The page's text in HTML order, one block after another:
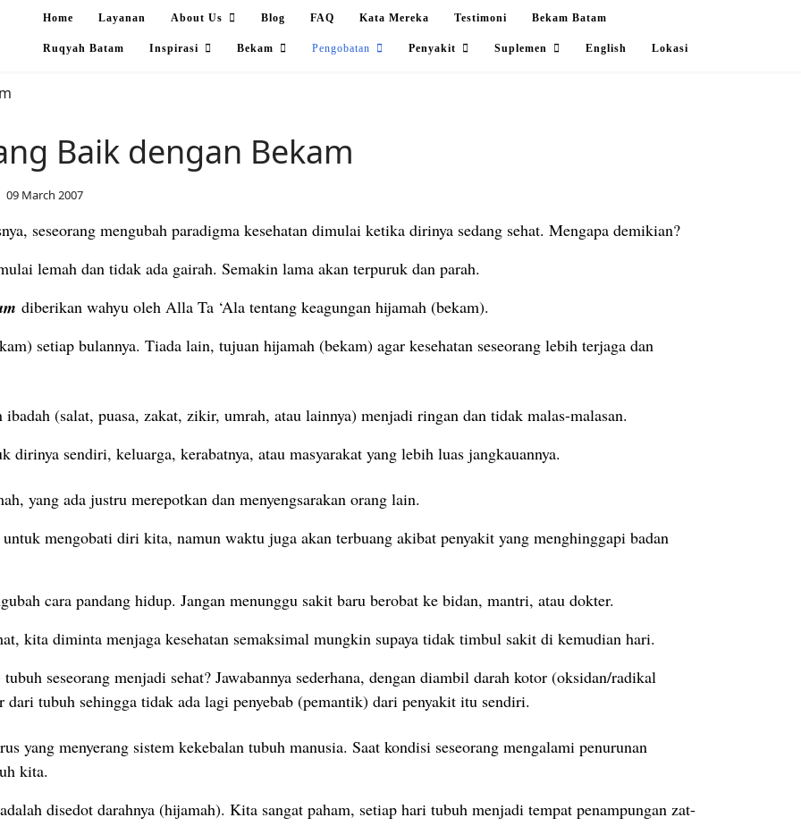
Home Layanan About Us Blog FAQ Kata Mereka Testimoni Bekam Batam
Ruqyah Batam Inspirasi Bekam Pengobatan Penyakit Suplemen English Lokasi
Baik dengan Bekam
09 March 2007
seseorang mengubah paradigma kesehatan dimulai ketika dirinya sedang sehat. Mengapa demikian?
lemah dan tidak ada gairah. Semakin lama akan terpuruk dan parah.
diberikan wahyu oleh Alla Ta ‘Ala tentang keagungan hijamah (bekam).
setiap bulannya. Tiada lain, tujuan hijamah (bekam) agar kesehatan seseorang lebih terjaga dan
(salat, puasa, zakat, zikir, umrah, atau lainnya) menjadi ringan dan tidak malas-malasan.
dirinya sendiri, keluarga, kerabatnya, atau masyarakat yang lebih luas jangkauannya.
yang ada justru merepotkan dan menyengsarakan orang lain.
mengobati diri kita, namun waktu juga akan terbuang akibat penyakit yang menghinggapi badan
cara pandang hidup. Jangan menunggu sakit baru berobat ke bidan, mantri, atau dokter.
kita diminta menjaga kesehatan semaksimal mungkin supaya tidak timbul sakit di kemudian hari.
seseorang menjadi sehat? Jawabannya sederhana, dengan diambil darah kotor (oksidan/radikal
dari tubuh sehingga tidak ada lagi penyebab (pemantik) dari penyakit itu sendiri.
yang menyerang sistem kekebalan tubuh manusia. Saat kondisi seseorang mengalami penurunan
kita.
disedot darahnya (hijamah). Kita sangat paham, setiap hari tubuh menjadi tempat penampungan zat-